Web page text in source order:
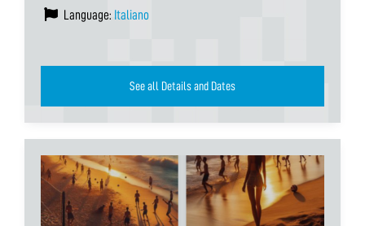
Language: Italiano
See all Details and Dates